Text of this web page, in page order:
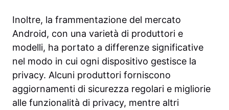
Inoltre, la frammentazione del mercato
Android, con una varietà di produttori e
modelli, ha portato a differenze significative
nel modo in cui ogni dispositivo gestisce la
privacy. Alcuni produttori forniscono
aggiornamenti di sicurezza regolari e migliorie
alle funzionalità di privacy, mentre altri